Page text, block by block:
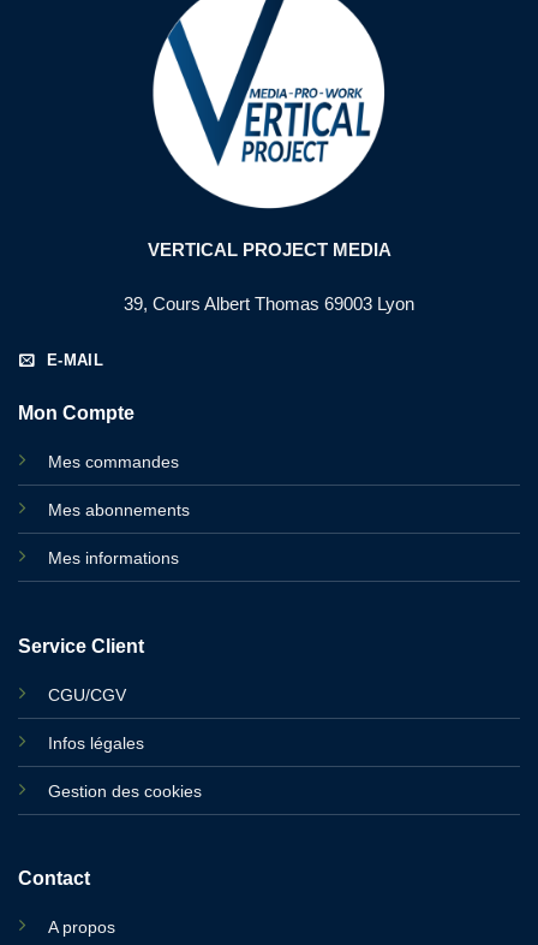
VERTICAL PROJECT MEDIA
39, Cours Albert Thomas 69003 Lyon
E-MAIL
Mon Compte
Mes commandes
Mes abonnements
Mes informations
Service Client
CGU/CGV
Infos légales
Gestion des cookies
Contact
A propos